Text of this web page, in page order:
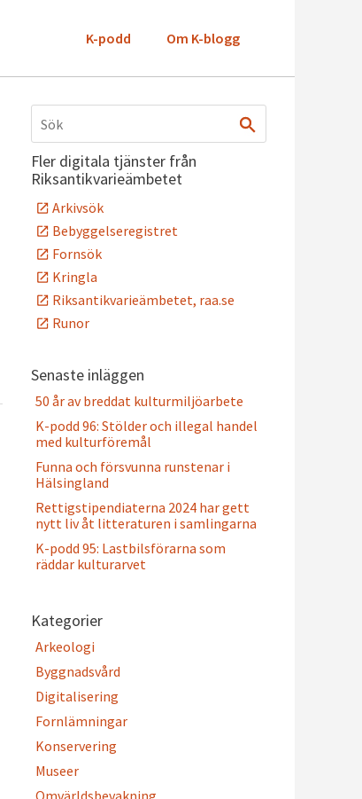
K-podd Om K-blogg
Fler digitala tjänster från
Riksantikvarieämbetet
Arkivsök
Bebyggelseregistret
Fornsök
Kringla
Riksantikvarieämbetet, raa.se
Runor
Senaste inläggen
50 år av breddat kulturmiljöarbete
K-podd 96: Stölder och illegal handel
med kulturföremål
Funna och försvunna runstenar i
Hälsingland
Rettigstipendiaterna 2024 har gett
nytt liv åt litteraturen i samlingarna
K-podd 95: Lastbilsförarna som
räddar kulturarvet
Kategorier
Arkeologi
Byggnadsvård
Digitalisering
Fornlämningar
Konservering
Museer
Omvärldsbevakning